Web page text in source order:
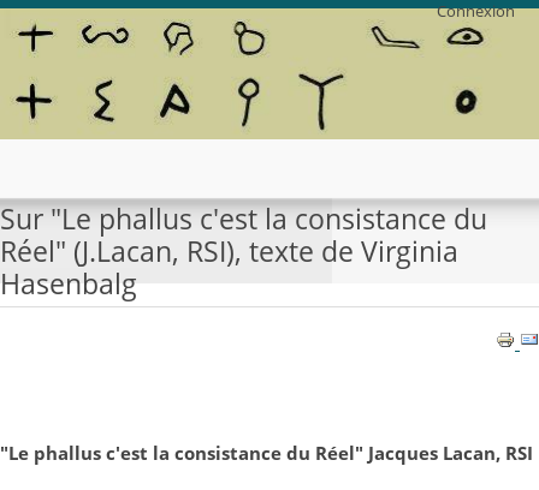
Connexion
Sur "Le phallus c'est la consistance du
Réel" (J.Lacan, RSI), texte de Virginia
Hasenbalg
"Le phallus c'est la consistance du Réel" Jacques Lacan, RSI